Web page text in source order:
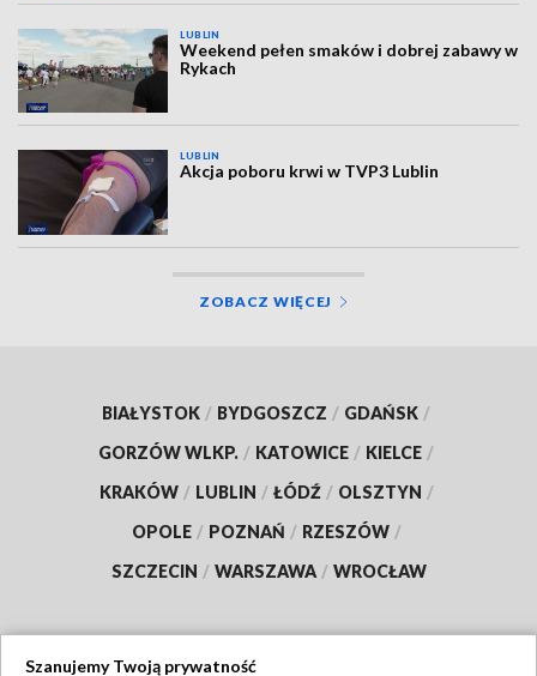
LUBLIN
Weekend pełen smaków i dobrej zabawy w
Rykach
LUBLIN
Akcja poboru krwi w TVP3 Lublin
ZOBACZ WIĘCEJ
BIAŁYSTOK / BYDGOSZCZ / GDAŃSK /
GORZÓW WLKP. / KATOWICE / KIELCE /
KRAKÓW / LUBLIN / ŁÓDŹ / OLSZTYN /
OPOLE / POZNAŃ / RZESZÓW /
SZCZECIN / WARSZAWA / WROCŁAW
Szanujemy Twoją prywatność